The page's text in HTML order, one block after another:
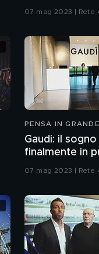
07 mag 2023 | Rete
PENSA IN GRANDE
Gaudi: il
finalmente in
07 mag 2023 | Rete